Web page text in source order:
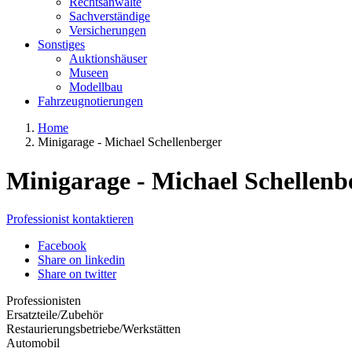
Sachverständige
Versicherungen
Sonstiges
Auktionshäuser
Museen
Modellbau
Fahrzeugnotierungen
Home
Minigarage - Michael Schellenberger
Minigarage - Michael
Professionist kontaktieren
Facebook
Share on linkedin
Share on twitter
Professionisten
Ersatzteile/Zubehör
Restaurierungsbetriebe/Werkstätten
Automobil